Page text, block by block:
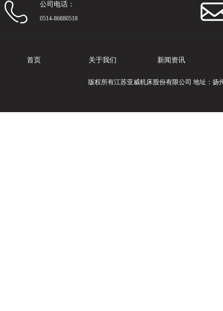
公司电话：
0514-86880518
首页 关于我们 新闻资讯
版权所有江苏亚威机床股份有限公司 地址：